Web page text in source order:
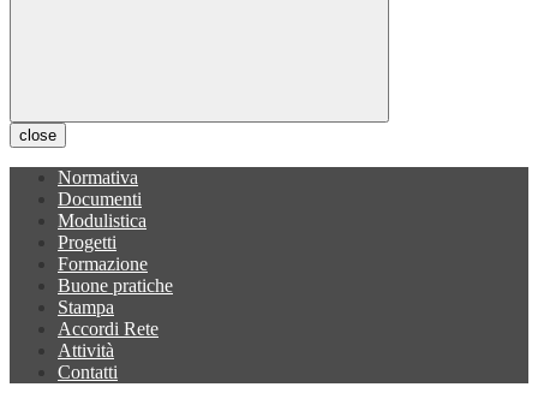
close
Normativa
Documenti
Modulistica
Progetti
Formazione
Buone pratiche
Stampa
Accordi Rete
Attività
Contatti